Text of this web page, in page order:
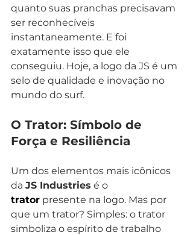
quanto suas pranchas precisavam
ser reconhecíveis
instantaneamente. E foi
exatamente isso que ele
conseguiu. Hoje, a logo da JS é um
selo de qualidade e inovação no
mundo do surf.
O Trator: Símbolo de
Força e Resiliência
Um dos elementos mais icônicos
da JS Industries é o
trator presente na logo. Mas por
que um trator? Simples: o trator
simboliza o espírito de trabalho